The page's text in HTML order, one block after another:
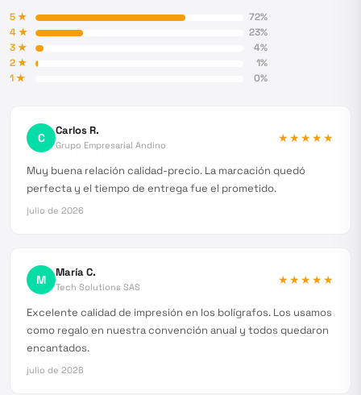
5★ 72%
4★ 23%
3★ 4%
2★ 1%
1★ 0%
C Carlos R.
Grupo Empresarial Andino
★★★★★
Muy buena relación calidad-precio. La marcación quedó
perfecta y el tiempo de entrega fue el prometido.
julio de 2026
M María C.
Tech Solutions SAS
★★★★★
Excelente calidad de impresión en los bolígrafos. Los usamos
como regalo en nuestra convención anual y todos quedaron
encantados.
julio de 2026